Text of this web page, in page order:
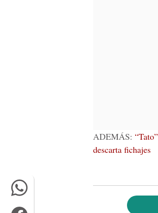
ADEMÁS:
descarta fichajes